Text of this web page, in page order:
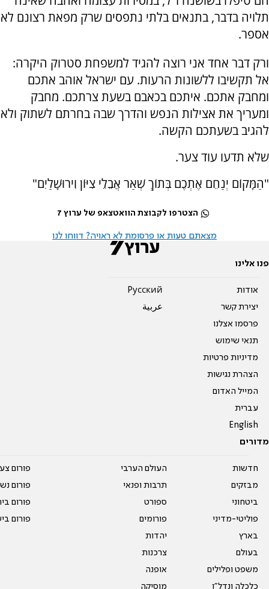
תלויה בדבר, בתנאים בלתי נתפסים שרק מפאת רצונם לא
אספר.
ורק דבר אחד אני רוצה להגיד למשפחת סטרוק היקרה:
אל תקשיבו ללשונות הרעות. עם ישראל אוהב אתכם
ומחבק אתכם. איתכם בכאבם בשעת צרתכם. מחבק
ומעריך את אצילות הנפש והדרך שבה בחרתם לשתוק ולא
להגיב בשעתכם הקשה.
שלא תדעו עוד צער.
"הַמָּקוֹם יְנַחֵם אֶתְכֶם בְּתוֹךְ שְׁאַר אֲבֵלֵי צִיּוֹן וִירוּשָׁלַיִם"
הצטרפו לקבוצת הוואטצאפ של ערוץ 7
מצאתם טעות או פרסומת לא ראויה? דווחו לנו
פנו אלינו
אודות
יצירת קשר
פרסמו אצלנו
תנאי שימוש
מדיניות פרטיות
הצהרת נגישות
המייל האדום
עברית
English
Pусский
عربية
מדורים
חדשות
מבזקים
ביטחוני
פוליטי-מדיני
בארץ
בעולם
משפט ופלילים
כלכלה ונדל"ן
העולם הערבי
תרבות ופנאי
ספורט
פורומים
יהדות
צרכנות
אופנה
מוסיקה
פורום
פורום
פורום
פורום